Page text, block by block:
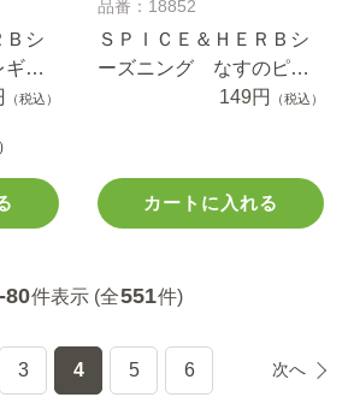
Ｂシ
サ
（税込）
品番：18852
ＳＰＩＣＥ＆ＨＥＲＢシ
ーズニング なすのピリ
辛ナムル １０.４ｇ
149円 （税込）
カートに入れる
80件表示 (全551件)
3 4 5 6 次へ